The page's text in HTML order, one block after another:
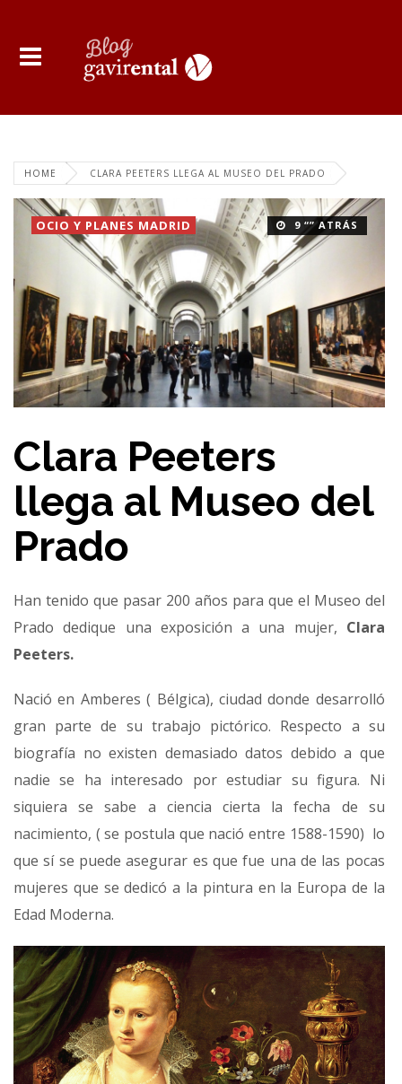
HOME CLARA PEETERS LLEGA AL MUSEO DEL PRADO
9 “” ATRÁS
OCIO Y PLANES MADRID
Clara Peeters
llega al Museo del
Prado
Han tenido que pasar 200 años para que el Museo del
Prado dedique una exposición a una mujer, Clara
Peeters.
Nació en Amberes ( Bélgica), ciudad donde desarrolló
gran parte de su trabajo pictórico. Respecto a su
biografía no existen demasiado datos debido a que
nadie se ha interesado por estudiar su figura. Ni
siquiera se sabe a ciencia cierta la fecha de su
nacimiento, ( se postula que nació entre 1588-1590) lo
que sí se puede asegurar es que fue una de las pocas
mujeres que se dedicó a la pintura en la Europa de la
Edad Moderna.